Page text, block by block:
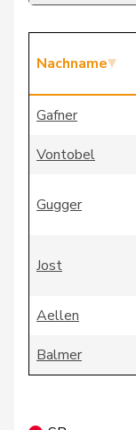
Nachname
Gafner
Vontobel
Gugger
Jost
Aellen
Balmer